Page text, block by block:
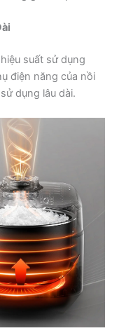
suất sử dụng
điện năng của nồi
dụng lâu dài.